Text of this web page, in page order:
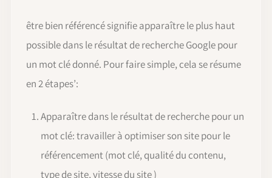
être bien référencé signifie apparaître le plus haut
possible dans le résultat de recherche Google pour
un mot clé donné. Pour faire simple, cela se résume
en 2 étapes’:
Apparaître dans le résultat de recherche pour un
mot clé: travailler à optimiser son site pour le
référencement (mot clé, qualité du contenu,
type de site, vitesse du site )